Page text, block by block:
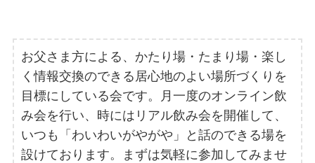
お父さま方による、かたり場・たまり場・楽し
く情報交換のできる居心地のよい場所づくりを
目標にしている会です。月一度のオンライン飲
み会を行い、時にはリアル飲み会を開催して、
いつも「わいわいがやがや」と話のできる場を
設けております。まずは気軽に参加してみませ